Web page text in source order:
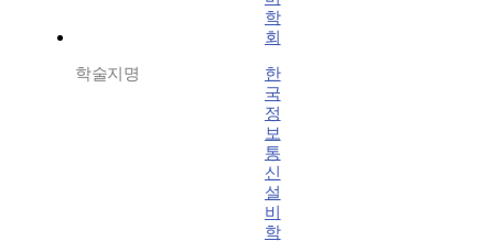
학
회
학술지명
한
국
정
보
통
신
설
비
학